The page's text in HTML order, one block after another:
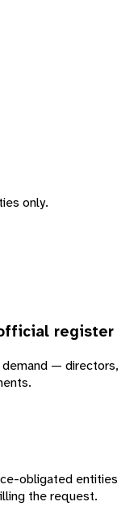
only.
register
— directors,
obligated entities
the request.